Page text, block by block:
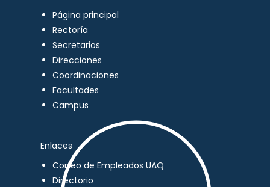
Página principal
Rectoría
Secretarios
Direcciones
Coordinaciones
Facultades
Campus
Enlaces
Correo de Empleados UAQ
Directorio